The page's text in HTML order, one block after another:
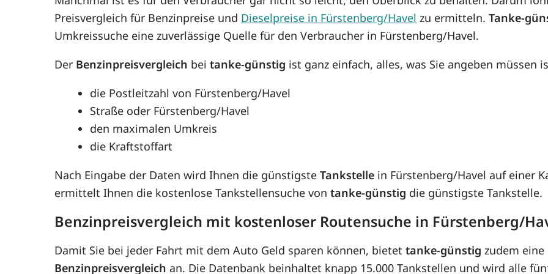
Preisvergleich für Benzinpreise und Dieselpreise in Fürstenberg/Havel zu ermitteln.Tanke-
Umkreissuche eine zuverlässige Quelle für den Verbraucher in Fürstenberg/Havel.
Der Benzinpreisvergleich beitanke-günstig ist ganz einfach, alles, was Sie angeben müssen
die Postleitzahl von Fürstenberg/Havel
Straße oder Fürstenberg/Havel
den maximalen Umkreis
die Kraftstoffart
Nach Eingabe der Daten wird Ihnen die günstigsteTankstelle in Fürstenberg/Havel auf einer
ermittelt Ihnen die kostenlose Tankstellensuche vontanke-günstig die günstigste Tankstelle.
Benzinpreisvergleich mit kostenloser Routensuche in Fürstenberg/
Damit Sie bei jeder Fahrt mit dem Auto Geld sparen können, bietettanke-günstig zudem
Benzinpreisvergleich an. Die Datenbank beinhaltet knapp 15.000 Tankstellen und wird alle